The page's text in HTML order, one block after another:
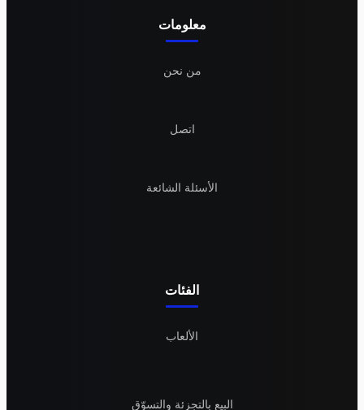
معلومات
من نحن
اتصل
الأسئلة الشائعة
الفئات
الألعاب
البيع بالتجزئة والتسوّق